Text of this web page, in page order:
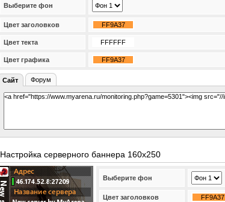
Выберите фон
Цвет заголовков
Цвет текта
Цвет графика
Сайт Форум
Настройка серверного баннера 160x250
Выберите фон
Цвет заголовков